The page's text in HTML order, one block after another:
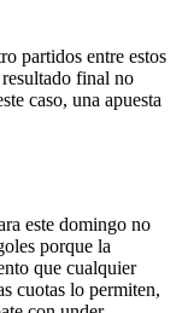
partidos entre estos
final no
caso, una apuesta
este domingo no
porque la
que cualquier
cuotas lo permiten,